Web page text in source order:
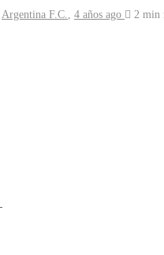
Argentina F.C. 4 años ago 2 min